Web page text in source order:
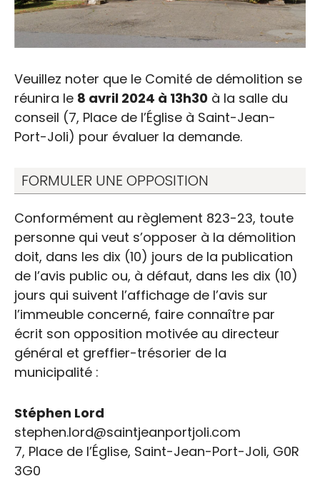
Demande de démolition
d’un immeuble
Veuillez noter que le Comité de démolition se
réunira le 8 avril 2024 à 13h30 à la salle du
conseil (7, Place de l’Église à Saint-Jean-
Port-Joli) pour évaluer la demande.
FORMULER UNE OPPOSITION
Conformément au règlement 823-23, toute
personne qui veut s’opposer à la démolition
doit, dans les dix (10) jours de la publication
de l’avis public ou, à défaut, dans les dix (10)
jours qui suivent l’affichage de l’avis sur
l’immeuble concerné, faire connaître par
écrit son opposition motivée au directeur
général et greffier-trésorier de la
municipalité :
Stéphen Lord
stephen.lord@saintjeanportjoli.com
7, Place de l’Église, Saint-Jean-Port-Joli, G0R
3G0